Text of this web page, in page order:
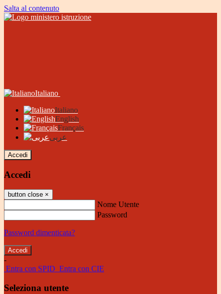
Salta al contenuto
Italiano
Italiano
English
Français
عربى
Accedi
Accedi
button close ×
Nome Utente
Password
Password dimenticata?
-
Entra con SPID Entra con CIE
Seleziona utente